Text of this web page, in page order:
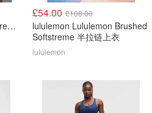
lululemon Brushed Softstreme Half Zip 半拉链上衣
£54.00 £108.00
lululemon Lululemon Brushed
Softstreme 半拉链上衣
lululemon